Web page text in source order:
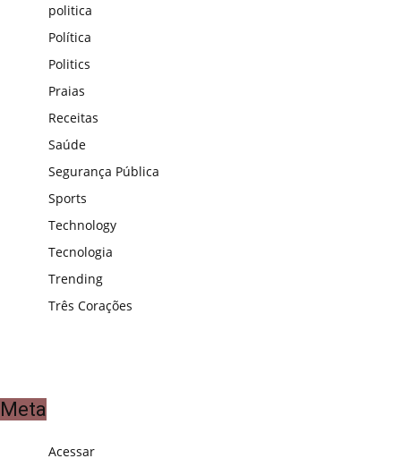
politica
Política
Politics
Praias
Receitas
Saúde
Segurança Pública
Sports
Technology
Tecnologia
Trending
Três Corações
Meta
Acessar